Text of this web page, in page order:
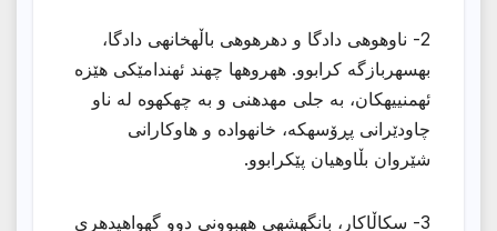
2- ناوهوهی دادگا و دهرهوهی باڵهخانهی دادگا،
بهسهربازگه كرابوو. ههروهها چهند ئهندامێكی هێزه
ئهمنییهكان، به جلی مهدهنی و به چهكهوه له ناو
چاودێرانی پڕۆسهكه، خانهواده و هاوكارانی
شێروان بڵاوهیان پێكرابوو.
3- سكاڵاكار، بانگهشهی ههبوونی دوو گهواهیدهری